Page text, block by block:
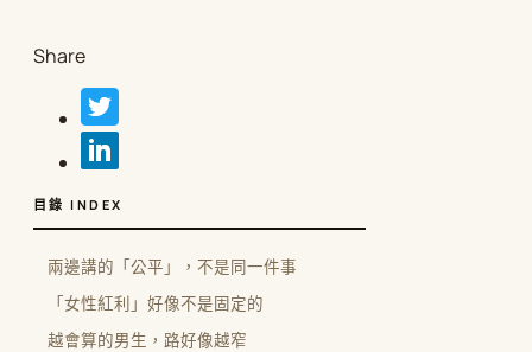
Share
目錄 INDEX
兩邊講的「公平」，不是同一件事
「女性紅利」好像不是固定的
越會算的男生，路好像越窄